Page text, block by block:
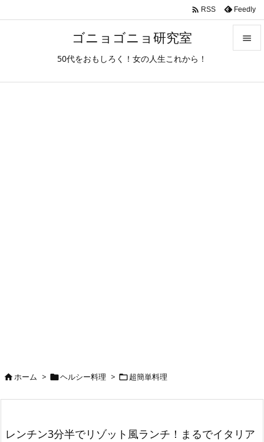
ゴニョゴニョ研究室
50代をおもしろく！女の人生これから！

 RSS Feedly
ホーム > ヘルシー料理 > 超簡単料理
レンチン3分半でリゾット風ランチ！まるでイタリア